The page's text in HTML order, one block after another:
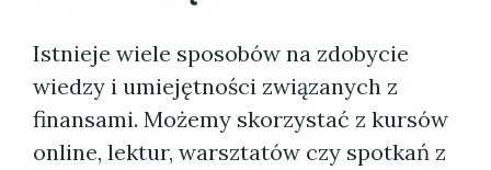
Istnieje wiele sposobów na zdobycie
wiedzy i umiejętności związanych z
finansami. Możemy skorzystać z kursów
online, lektur, warsztatów czy spotkań z